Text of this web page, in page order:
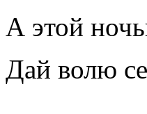
А этой
Дай волю